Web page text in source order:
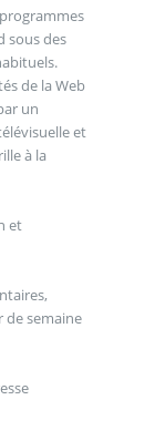
sous des
de la Web
un
et
à la
et
semaine